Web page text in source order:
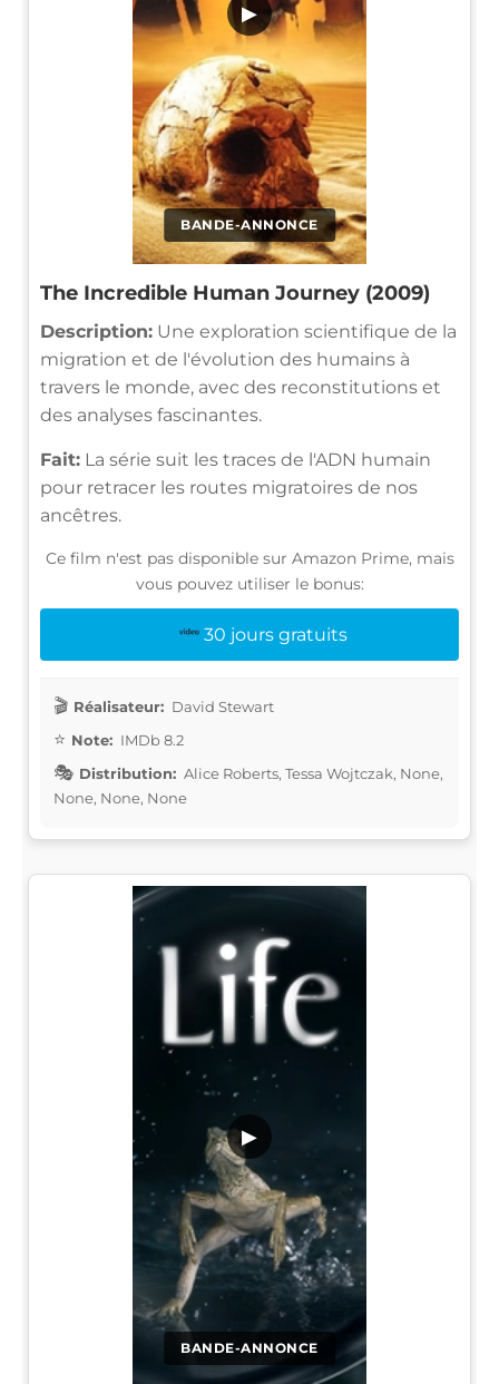
BANDE-ANNONCE
▶
The Incredible Human Journey (2009)
Description: Une exploration scientifique de la
migration et de l'évolution des humains à
travers le monde, avec des reconstitutions et
des analyses fascinantes.
Fait: La série suit les traces de l'ADN humain
pour retracer les routes migratoires de nos
ancêtres.
Ce film n'est pas disponible sur Amazon Prime, mais
vous pouvez utiliser le bonus:
30 jours gratuits
Réalisateur: David Stewart
Note: IMDb 8.2
Distribution: Alice Roberts, Tessa Wojtczak, None,
None, None, None
BANDE-ANNONCE
▶